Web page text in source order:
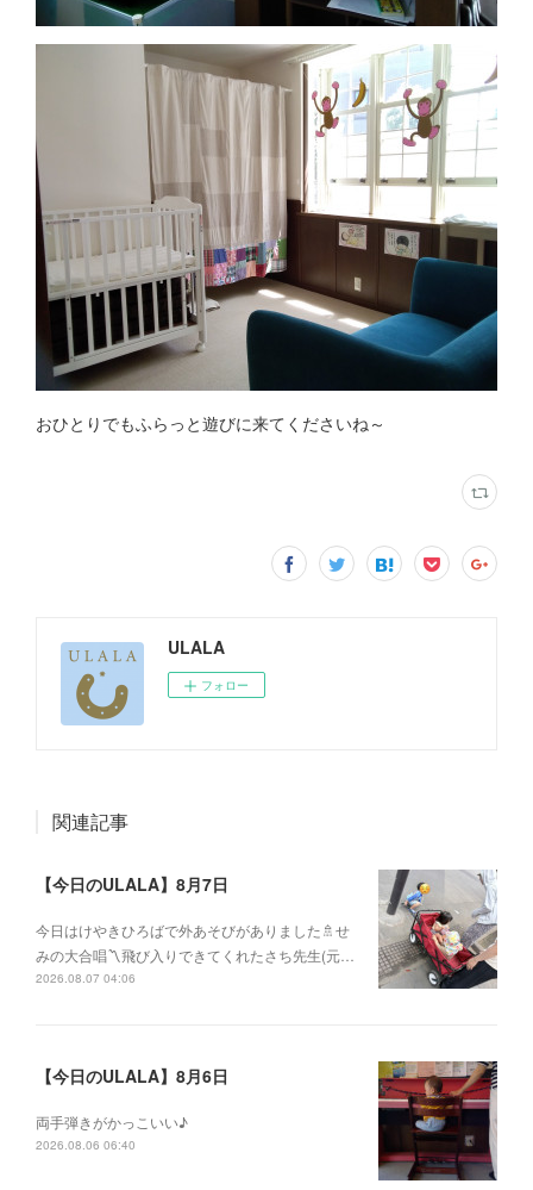
おひとりでもふらっと遊びに来てくださいね～
ULALA
フォロー
関連記事
【今日のULALA】8月7日
今日はけやきひろばで外あそびがありました🚿せ
みの大合唱〽飛び入りできてくれたさち先生(元…
2026.08.07 04:06
【今日のULALA】8月6日
両手弾きがかっこいい♪
2026.08.06 06:40